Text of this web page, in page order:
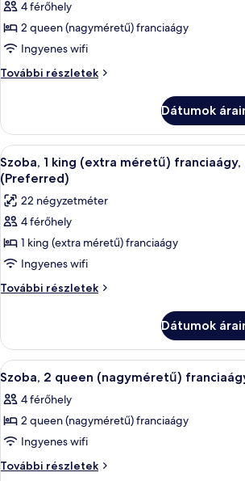
képének
megtekintése:
Szoba,
2
franciaágy,
teraszos
udvar
(Preferred)
4 férőhely
2 queen (nagyméretű) franciaágy
Ingyenes wifi
További részletek
Szoba,
franciaágy,
teraszos
udvar
(Preferred)
további
részletei
Dátumok
A
következő
szoba
összes
képének
megtekintése:
Szoba,
1
méretű)
franciaágy,
teraszos
udvar
(Preferred)
Prémium
7
Szoba, 1 king (extra méretű)
(Preferred)
22 négyzetméter
4 férőhely
1 king (extra méretű) franciaágy
Ingyenes wifi
További részletek
Szoba,
méretű)
franciaágy,
teraszos
(Preferred)
további
Dátumok
A
következő
szoba
összes
képének
megtekintése:
Egy
4
Szoba, 2 queen (nagyméretű)
4 férőhely
2 queen (nagyméretű) franciaágy
Ingyenes wifi
További részletek
Szoba,